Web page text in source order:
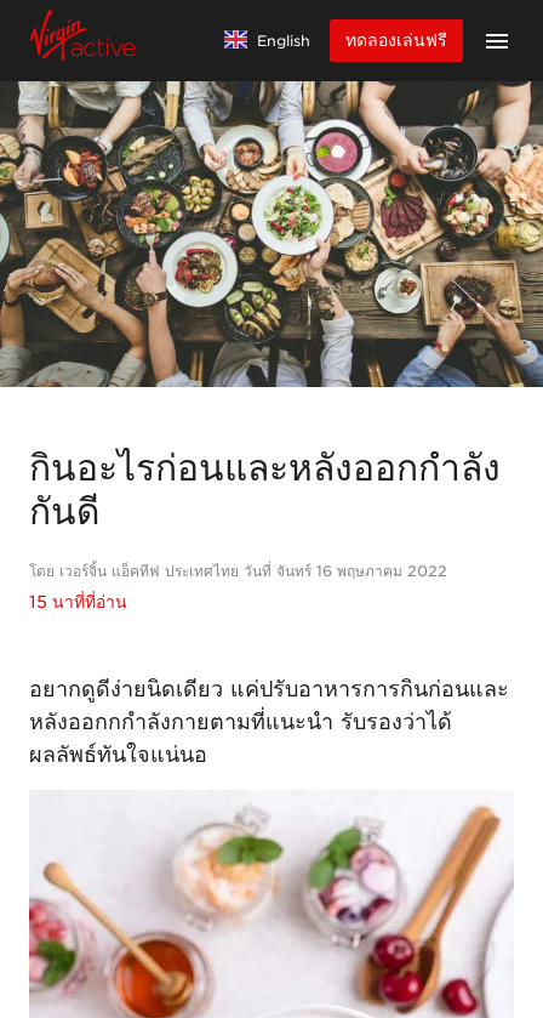
English ทดลองเล่นฟรี
กินอะไรก่อนและหลังออกกำลัง
กันดี
โดย เวอร์จิ้น แอ็คทีฟ ประเทศไทย วันที่ จันทร์ 16 พฤษภาคม 2022
15 นาที่ที่อ่าน
อยากดูดีง่ายนิดเดียว แค่ปรับอาหารการกินก่อนและ
หลังออกกกำลังกายตามที่แนะนำ รับรองว่าได้
ผลลัพธ์ทันใจแน่นอ